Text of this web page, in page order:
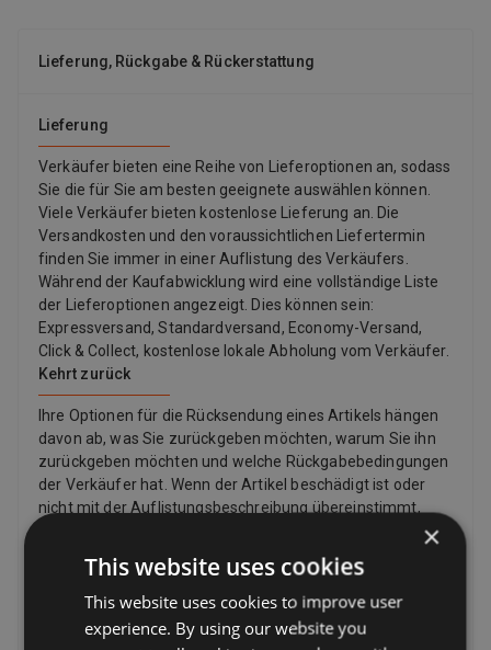
aus einem Fettsäure-Komplex von über 50 Fettsäuren, der einen
Indikatoren für die Qualität – wie bei jedem anderen
Nahrungsmittel auch. Mit NORSAN Öl können Sie die Frische im
angenehmen Geschmack erkennen und indem Sie kein
unangenehmes Aufstoßen nach der Einnahme haben. Das
NORSAN Öl ist besonders frisch und deshalb so gut verträglich.
Das Öl stammt aus Wildfang. Die Fischerei erfolgt innerhalb des
Rahmens einer lizenzierten, nachhaltigen Fischerei (IFFO-
Zertifizierung). Das Fischöl wird in Norwegen gemäß den
strengen norwegischen Vorschriften verarbeitet und auf
Schadstofffreiheit und PCBs kontrolliert. Positive Eigenschaften
von Omega-3 (EPA/DHA)* Unterstützung der Herzfunktion
Triglycerid-Spiegels Erhalt der normalen Sehkraft Gut für Mutter
und Kind * Positive Bewertung für Omega-3 (EPA und DHA) laut
Europäischer Behörde für Lebensmittelsicherheit. Die positive
Wirkung stellt sich bei einer gewissen Tagesaufnahme von EPA
und/oder DHA ein. Angenehmer Geschmack Die hohe Qualität
der Rohwaren, die für das Omega-3 Total verwendet werden,
natürlichen Geschmack besitzt. Durch den guten Geschmack
und die flüssige Darreichungsform, kann das Omega- 3 Öl
einfach in den Alltag integriert werden. So können Sie das
Omega-3 Total zum Beispiel als Dressing zum Salat verwenden
Lieferung, Rückgabe & Rückerstattung
Lieferung
Verkäufer bieten eine Reihe von Lieferoptionen an, sodass
Sie die für Sie am besten geeignete auswählen können.
Viele Verkäufer bieten kostenlose Lieferung an. Die
Versandkosten und den voraussichtlichen Liefertermin
finden Sie immer in einer Auflistung des Verkäufers.
Während der Kaufabwicklung wird eine vollständige Liste
der Lieferoptionen angezeigt. Dies können sein:
Expressversand, Standardversand, Economy-Versand,
Click & Collect, kostenlose lokale Abholung vom Verkäufer.
Kehrt zurück
Ihre Optionen für die Rücksendung eines Artikels hängen
davon ab, was Sie zurückgeben möchten, warum Sie ihn
zurückgeben möchten und welche Rückgabebedingungen
der Verkäufer hat. Wenn der Artikel beschädigt ist oder
nicht mit der Auflistungsbeschreibung übereinstimmt,
Rückgaberichtlinie des Verkäufers besagt, dass er keine
Rücksendungen akzeptiert. Wenn Sie Ihre Meinung
geändert haben und keinen Artikel mehr möchten, können
Sie dennoch eine Rücksendung anfordern, der Verkäufer
muss diese jedoch nicht akzeptieren. Wenn der Käufer
×
This website uses cookies
This website uses cookies to improve user
experience. By using our website you